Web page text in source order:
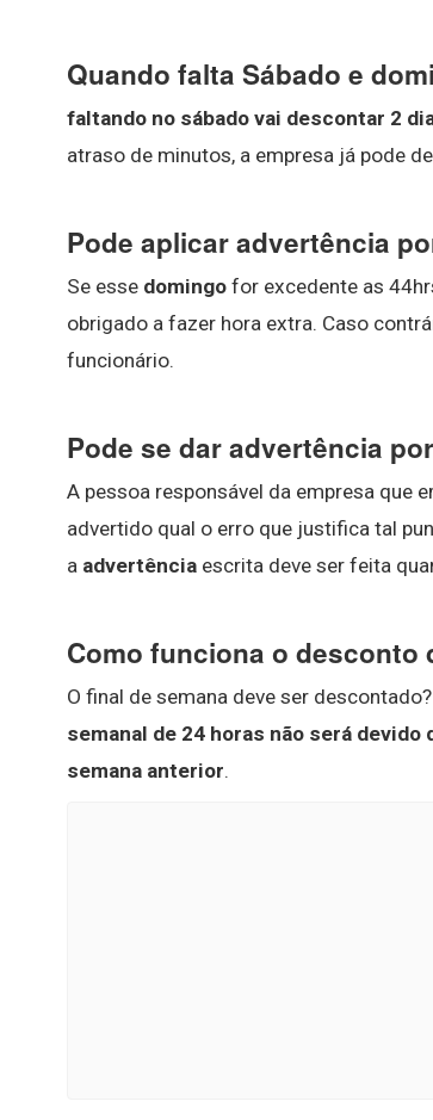
Quando falta Sábado e
faltando no sábado vai descontar 2
atraso de minutos, a empresa já pode
Pode aplicar advertência
Se esse domingo for excedente as
obrigado a fazer hora extra. Caso
funcionário.
Pode se dar advertência
A pessoa responsável da empresa que
advertido qual o erro que justifica tal
a advertência escrita deve ser feita
Como funciona o desconto
O final de semana deve ser
semanal de 24 horas não será
semana anterior.